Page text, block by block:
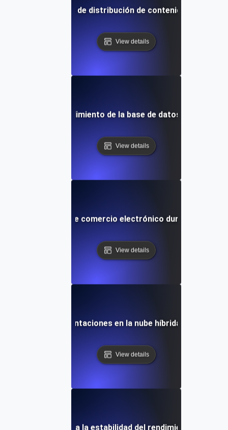
para redes de distribución de contenido (CDNs)
View details
para el rendimiento de la base de datos durante
View details
plataformas de comercio electrónico durante
View details
para implementaciones en la nube híbrida durante
View details
de resistencia para la estabilidad del rendimiento a largo